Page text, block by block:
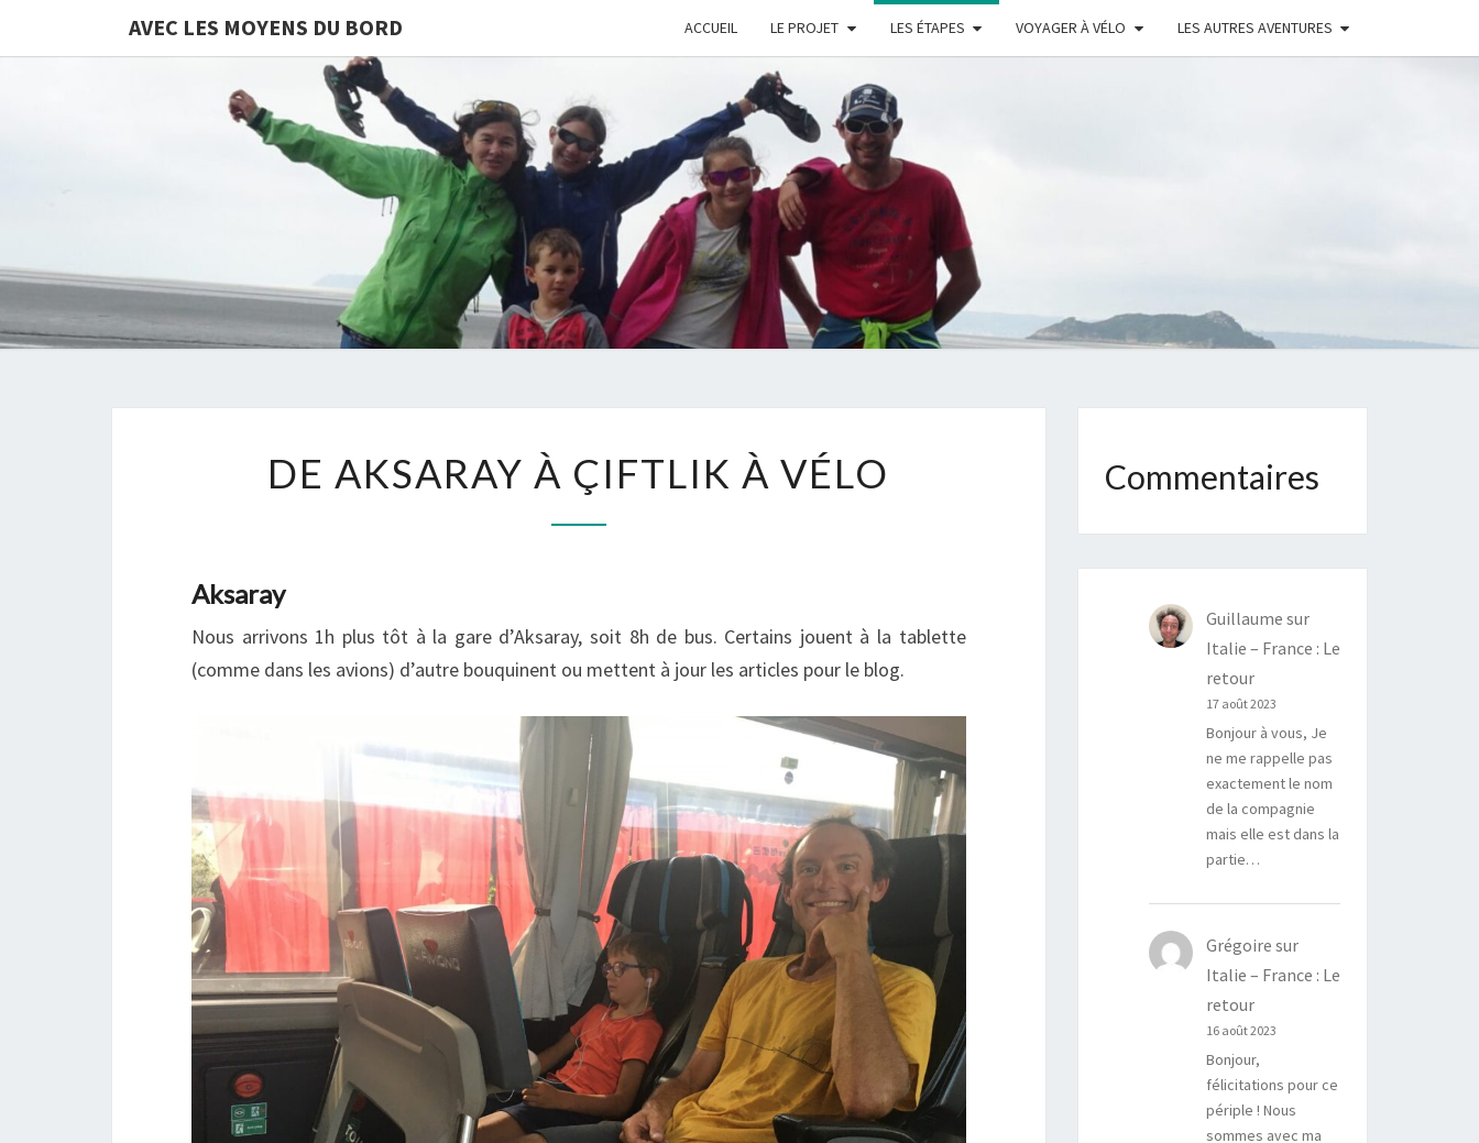
AVEC LES MOYENS DU BORD ACCUEIL LE PROJET LES ÉTAPES VOYAGER À VÉLO LES AUTRES AVENTURES
AVEC
LES
MOYENS
DU
AKSARAY
DE AKSARAY À ÇIFTLIK À VÉLO
Aksaray
Nous arrivons 1h plus tôt à la gare d’Aksaray, soit 8h de bus. Certains jouent à la tablette
(comme dans les avions) d’autre bouquinent ou mettent à jour les articles pour le blog.
Commentaires
Guillaume sur
Italie – France : Le
retour
17 août 2023
Bonjour à vous, Je
ne me rappelle pas
exactement le nom
de la compagnie
mais elle est dans la
partie…
Grégoire sur
Italie – France : Le
retour
16 août 2023
Bonjour,
félicitations pour ce
périple ! Nous
sommes avec ma